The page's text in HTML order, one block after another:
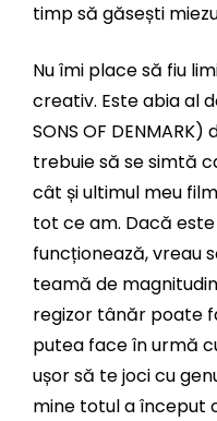
timp să găsești
Nu îmi place să fiu
creativ. Este abia al
SONS OF
trebuie să se simtă
cât și ultimul meu
tot ce am. Dacă
funcționează, vreau
teamă de
regizor tânăr poate
putea face în urmă
ușor să te joci cu
mine totul a început